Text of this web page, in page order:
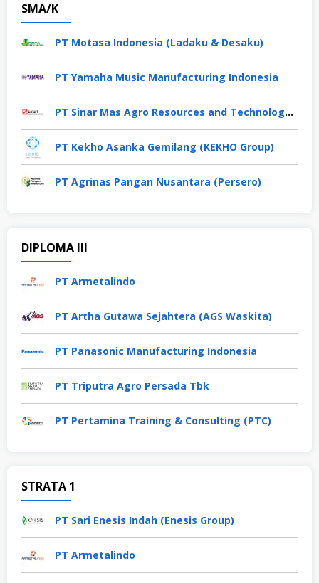
SMA/K
PT Motasa Indonesia (Ladaku & Desaku)
PT Yamaha Music Manufacturing Indonesia
PT Sinar Mas Agro Resources and Technology Tbk
PT Kekho Asanka Gemilang (KEKHO Group)
PT Agrinas Pangan Nusantara (Persero)
DIPLOMA III
PT Armetalindo
PT Artha Gutawa Sejahtera (AGS Waskita)
PT Panasonic Manufacturing Indonesia
PT Triputra Agro Persada Tbk
PT Pertamina Training & Consulting (PTC)
STRATA 1
PT Sari Enesis Indah (Enesis Group)
PT Armetalindo